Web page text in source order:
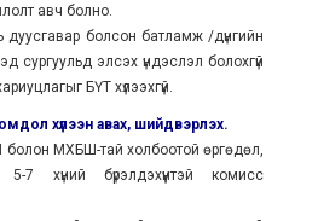
авч болно.
дуусгавар болсон батламж /дүнгийн
сургуульд элсэх үндэслэл болохгүй
БҮТ хүлээхгүй.
хүлээн авах, шийдвэрлэх.
МХБШ-тай холбоотой өргөдөл,
7 хүний бүрэлдэхүүнтэй комисс